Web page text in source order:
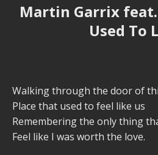
Martin Garrix feat.
Used To
Walking through the door of
Place that used to feel like us
Remembering the only thing
Feel like I was worth the love.